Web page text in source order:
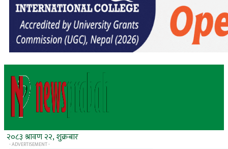
२०८३ श्रावण २२, शुक्रबार
- ADVERTISEMENT -